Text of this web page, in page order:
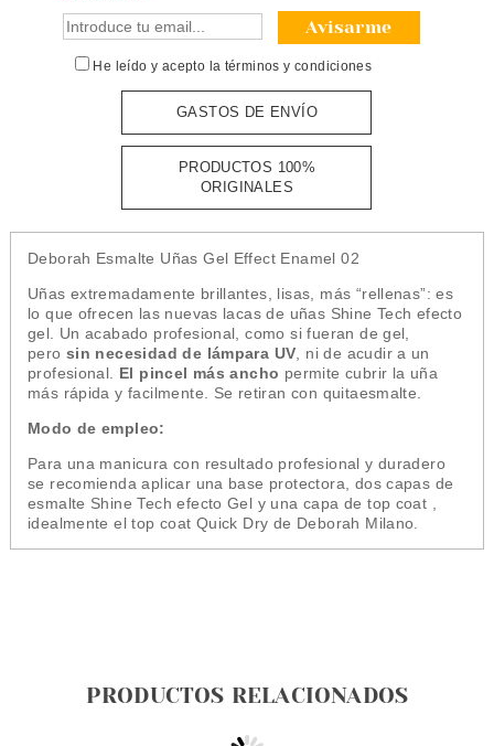
Avisarme
He leído y acepto la términos y condiciones
GASTOS DE ENVÍO
PRODUCTOS 100%
ORIGINALES
Deborah Esmalte Uñas Gel Effect Enamel 02
Uñas extremadamente brillantes, lisas, más “rellenas”: es
lo que ofrecen las nuevas lacas de uñas Shine Tech efecto
gel. Un acabado profesional, como si fueran de gel,
pero sin necesidad de lámpara UV , ni de acudir a un
profesional. El pincel más ancho permite cubrir la uña
más rápida y facilmente. Se retiran con quitaesmalte.
Modo de empleo:
Para una manicura con resultado profesional y duradero
se recomienda aplicar una base protectora, dos capas de
esmalte Shine Tech efecto Gel y una capa de top coat ,
idealmente el top coat Quick Dry de Deborah Milano.
PRODUCTOS RELACIONADOS